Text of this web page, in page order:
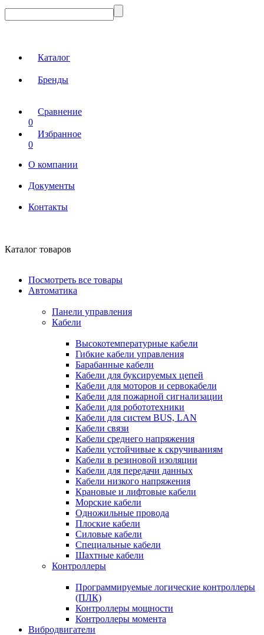
Каталог
Бренды
Сравнение
0
Избранное
0
О компании
Документы
Контакты
Каталог товаров
Посмотреть все товары
Автоматика
Панели управления
Кабели
Высокотемпературные кабели
Гибкие кабели управления
Барабанные кабели
Кабели для буксируемых цепей
Кабели для моторов и сервокабели
Кабели для пожарной сигнализации
Кабели для робототехники
Кабели для систем BUS, LAN
Кабели связи
Кабели среднего напряжения
Кабели устойчивые к скручиваниям
Кабели в резиновой изоляции
Кабели для передачи данных
Кабели низкого напряжения
Крановые и лифтовые кабели
Морские кабели
Одножильные провода
Плоские кабели
Силовые кабели
Специальные кабели
Шахтные кабели
Контроллеры
Программируемые логические контроллеры
(ПЛК)
Контроллеры мощности
Контроллеры момента
Вибродвигатели